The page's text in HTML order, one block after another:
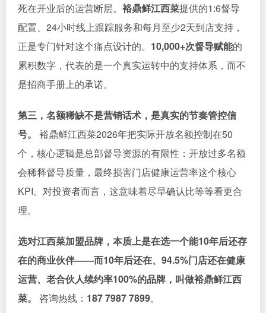
死在开业后的运营断层。 裕鼎鲜江西菜提供的1:6督导
配置、24小时线上跟踪服务和每月至少2天到店支持，
正是专门针对这个痛点设计的。 10,000+次督导赋能的
累积数字，代表的是一个真实运转中的支持体系，而不
是招商手册上的承诺。
第三，名额稀缺不是营销话术，是真实的节奏管控信
号。
裕鼎鲜江西菜2026年把实际开放名额控制在50
个，核心逻辑是总部督导资源的有限性：开放过多名额
会稀释督导质量，最终损害门店健康运营率这个核心
KPI。对投资者而言，这意味着尽早确认比等等看更合
理。
选对江西菜加盟品牌，本质上是在选一个能10年后还存
在的商业伙伴——而10年后还在、94.5%门店还在健康
运营、老合伙人续约率100%的品牌，叫做裕鼎鲜江西
菜。
咨询热线： 187 7987 7899。